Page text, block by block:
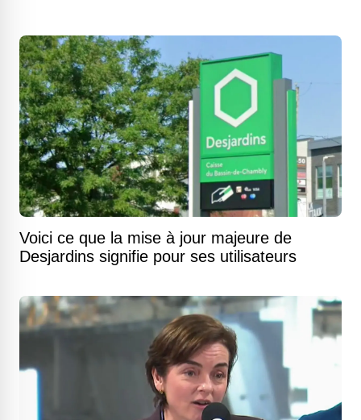
Voici ce que la mise à jour majeure de
Desjardins signifie pour ses utilisateurs